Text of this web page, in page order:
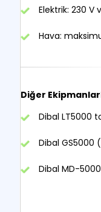
Elektrik: 230 V
Hava:
Diğer
Dibal LT5000
Dibal GS5000
Dibal MD-